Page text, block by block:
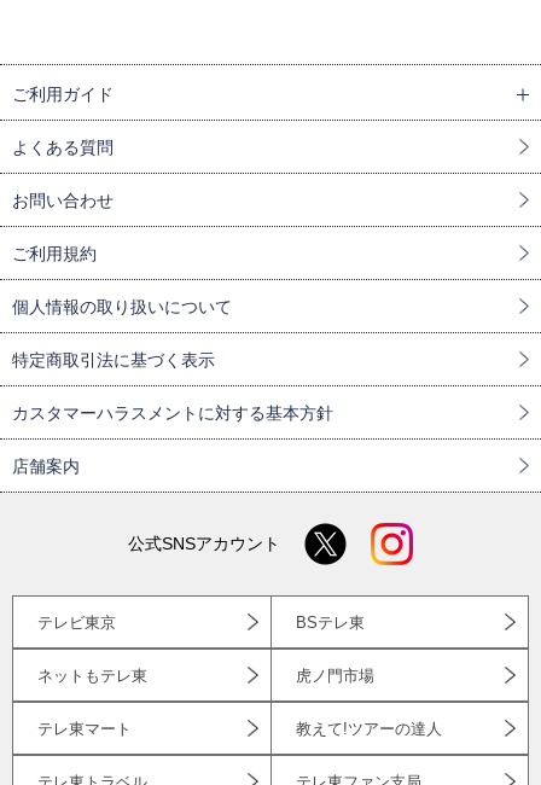
ご利用ガイド
よくある質問
お問い合わせ
ご利用規約
個人情報の取り扱いについて
特定商取引法に基づく表示
カスタマーハラスメントに対する基本方針
店舗案内
公式SNSアカウント
テレビ東京 BSテレ東
ネットもテレ東 虎ノ門市場
テレ東マート 教えて!ツアーの達人